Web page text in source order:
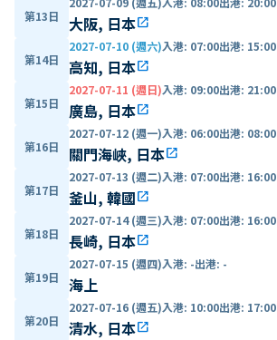
第13日 大阪, 日本open_in_new
第14日
2027-07-10 (週六)入港: 07:00出港: 15:00
高知, 日本open_in_new
第15日
2027-07-11 (週日)入港: 09:00出港: 21:00
廣島, 日本open_in_new
第16日
2027-07-12 (週一)入港: 06:00出港: 08:00
關門海峽, 日本open_in_new
第17日
2027-07-13 (週二)入港: 07:00出港: 16:00
釜山, 韓國open_in_new
第18日
2027-07-14 (週三)入港: 07:00出港: 16:00
長崎, 日本open_in_new
第19日
2027-07-15 (週四)入港: -出港: -
海上
第20日
2027-07-16 (週五)入港: 10:00出港: 17:00
清水, 日本open_in_new